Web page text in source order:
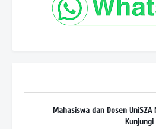
Mahasiswa dan Dosen UniSZA